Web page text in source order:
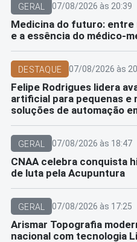
GERAL 07/08/2026 às 20:39
Medicina do futuro: entre
e a essência do médico-
DESTAQUE 07/08/2026 às
Felipe Rodrigues lidera
artificial para pequenas e
soluções de automação
GERAL 07/08/2026 às 18:47
CNAA celebra conquista
de luta pela Acupuntura
GERAL 07/08/2026 às 17:25
Arismar Topografia
nacional com tecnologia